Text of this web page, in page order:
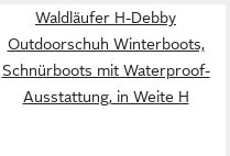
Waldläufer H-Debby
Outdoorschuh Winterboots,
Schnürboots mit Waterproof-
Ausstattung, in Weite H